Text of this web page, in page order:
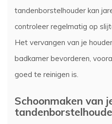
tandenborstelhouder kan
controleer regelmatig op
Het vervangen van je
badkamer bevorderen,
goed te reinigen is.
Schoonmaken van